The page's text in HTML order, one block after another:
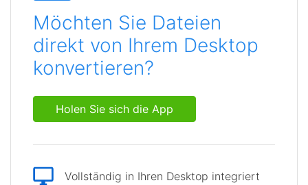
Möchten Sie Dateien
direkt von Ihrem Desktop
konvertieren?
Holen Sie sich die App
Vollständig in Ihren Desktop integriert